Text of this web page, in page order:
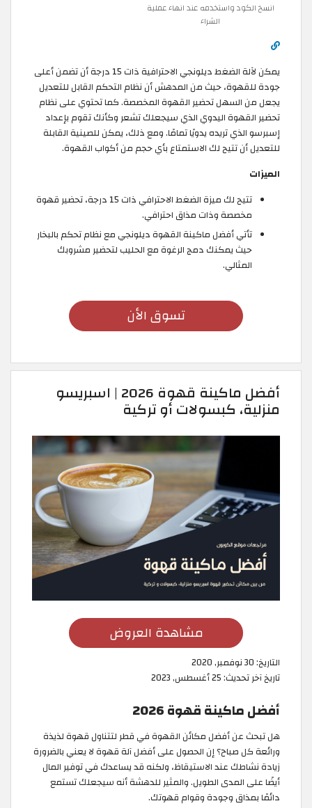
انسخ الكود واستخدمه عند انهاء عملية
الشراء
يمكن لآلة الضغط ديلونجي الاحترافية ذات 15 درجة أن تضمن أعلى
جودة للقهوة، حيث من المدهش أن نظام التحكم القابل للتعديل
يجعل من السهل تحضير القهوة المخصصة. كما تحتوي على نظام
تحضير القهوة اليدوي الذي سيجعلك تشعر وكأنك تقوم بإعداد
إسبرسو الذي تريده يدويًا تمامًا. ومع ذلك، يمكن للصينية القابلة
للتعديل أن تتيح لك الاستمتاع بأي حجم من أكواب القهوة.
الميزات
تتيح لك ميزة الضغط الاحترافي ذات 15 درجة، تحضير قهوة
مخصصة وذات مذاق احترافي.
تأتي أفضل ماكينة القهوة ديلونجي مع نظام تحكم بالبخار
حيث يمكنك دمج الرغوة مع الحليب لتحضير مشروبك
المثالي.
تسوق الأن
أفضل ماكينة قهوة 2026 | اسبريسو
منزلية، كبسولات أو تركية
مشاهدة العروض
التاريخ:30 نوفمبر, 2020
تاريخ آخر تحديث:25 أغسطس, 2023
أفضل ماكينة قهوة 2026
هل تبحث عن أفضل مكائن القهوة في قطر لتتناول قهوة لذيذة
ورائعة كل صباح؟ إن الحصول على أفضل آلة قهوة لا يعني بالضرورة
زيادة نشاطك عند الاستيقاظ، ولكنه قد يساعدك في توفير المال
أيضًا على المدى الطويل. والمثير للدهشة أنه سيجعلك تستمع
دائمًا بمذاق وجودة وقوام قهوتك.